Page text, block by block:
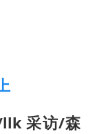
llk 采访/森